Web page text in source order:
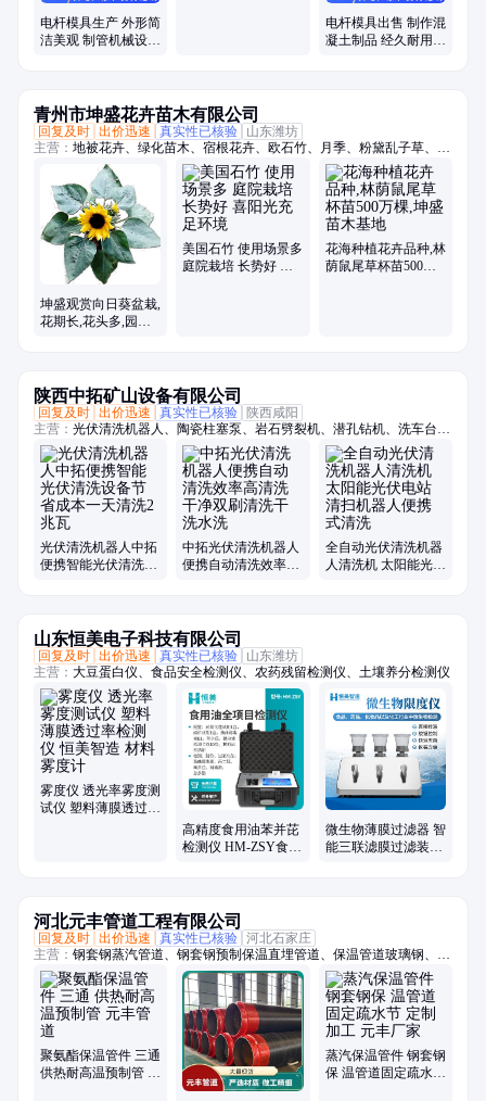
电杆模具生产 外形简
洁美观 制管机械设备
电杆模具出售 制作混
凝土制品 经久耐用
青州市坤盛花卉苗木有限公司
回复及时 出价迅速 真实性已核验
山东潍坊
主营： 地被花卉、绿化苗木、宿根花卉、欧石竹、月季、粉黛乱子草、时
令草花、菊花
坤盛观赏向日葵盆栽,
花期长,花头多,园林
美国石竹 使用场景多
庭院栽培 长势好 喜
花海种植花卉品种,林
荫鼠尾草杯苗500万
陕西中拓矿山设备有限公司
回复及时 出价迅速 真实性已核验
陕西咸阳
主营： 光伏清洗机器人、陶瓷柱塞泵、岩石劈裂机、潜孔钻机、洗车台、
张拉千斤顶
光伏清洗机器人中拓
便携智能光伏清洗设
中拓光伏清洗机器人
便携自动清洗效率高
全自动光伏清洗机器
人清洗机 太阳能光伏
山东恒美电子科技有限公司
回复及时 出价迅速 真实性已核验
山东潍坊
主营： 大豆蛋白仪、食品安全检测仪、农药残留检测仪、土壤养分检测仪
雾度仪 透光率雾度测
试仪 塑料薄膜透过率
高精度食用油苯并芘
检测仪 HM-ZSY食用
微生物薄膜过滤器 智
能三联滤膜过滤装置
河北元丰管道工程有限公司
回复及时 出价迅速 真实性已核验 河北石家庄
主营： 钢套钢蒸汽管道、钢套钢预制保温直埋管道、保温管道玻璃钢、蒸
汽管道钢套钢、聚氨酯保温管、钢套钢蒸汽管、喷涂缠绕保温管、镀锌铁
皮架空保温管、聚氨酯保温管件、蒸汽保温管件、预制蒸汽架空保温管、
钢套钢耐高温保温管、保温管直埋钢套钢、钢套钢地埋管、钢套钢外滑动
钢管、钢套钢保温弯头、蒸汽保温管架空、耐高温高压蒸汽管、钢套钢高
温蒸汽保温管、套钢蒸汽保温钢管、高压耐高温蒸汽管、蒸汽架空保温
管、集中供热蒸汽保温管、高温蒸汽保温管
聚氨酯保温管件 三通
供热耐高温预制管 元
蒸汽保温管件 钢套钢
保 温管道固定疏水节